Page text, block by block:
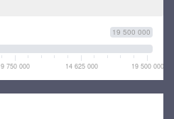
19 500 000
9 750 000 14 625 000 19 500 000